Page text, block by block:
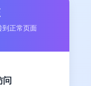
到正常页面